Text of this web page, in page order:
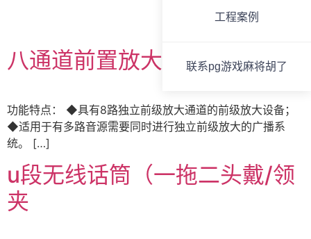
工程案例
联系pg游戏麻将胡了
八通道前置放大器bvs-8611b
功能特点： ◆具有8路独立前级放大通道的前级放大设备；
◆适用于有多路音源需要同时进行独立前级放大的广播系
统。 […]
u段无线话筒（一拖二头戴/领
夹